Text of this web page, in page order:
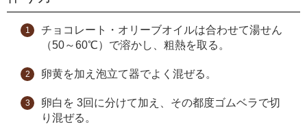
チョコレート・オリーブオイルは合わせて湯せん
（50～60℃）で溶かし、粗熱を取る。
卵黄を加え泡立て器でよく混ぜる。
卵白を 3回に分けて加え、その都度ゴムベラで切
り混ぜる。